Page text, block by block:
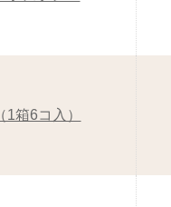
箱6コ入）